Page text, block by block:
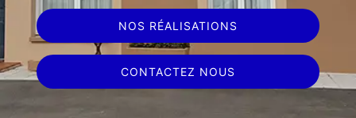
NOS RÉALISATIONS
CONTACTEZ NOUS